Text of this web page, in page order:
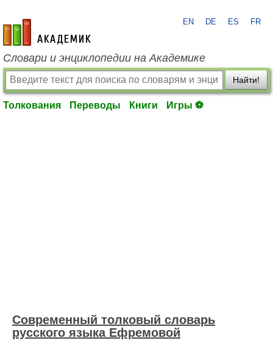
academic.ru
EN DE ES FR
Словари и энциклопедии на Академике
Найти!
Толкования Переводы Книги Игры ⚽
Современный толковый словарь
русского языка Ефремовой